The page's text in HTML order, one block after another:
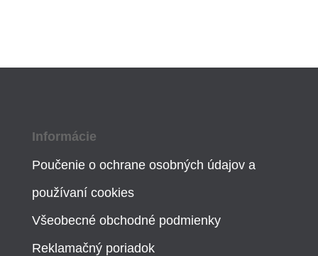
Informácie
Poučenie o ochrane osobných údajov a
používaní cookies
Všeobecné obchodné podmienky
Reklamačný poriadok